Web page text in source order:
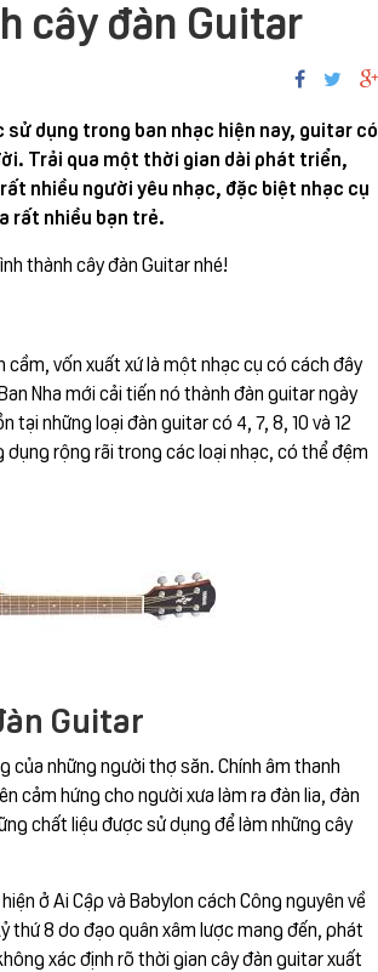
cây đàn Guitar
dụng trong ban nhạc hiện nay, guitar có
Trải qua một thời gian dài phát triển,
nhiều người yêu nhạc, đặc biệt nhạc cụ
rất nhiều bạn trẻ.
thành cây đàn Guitar nhé!
vốn xuất xứ là một nhạc cụ có cách đây
Nha mới cải tiến nó thành đàn guitar ngày
tại những loại đàn guitar có 4, 7, 8, 10 và 12
dụng rộng rãi trong các loại nhạc, có thể đệm
Guitar
những người thợ săn. Chính âm thanh
cảm hứng cho người xưa làm ra đàn lia, đàn
chất liệu được sử dụng để làm những cây
ở Ai Cập và Babylon cách Công nguyên về
thứ 8 do đạo quân xâm lược mang đến, phát
xác định rõ thời gian cây đàn guitar xuất